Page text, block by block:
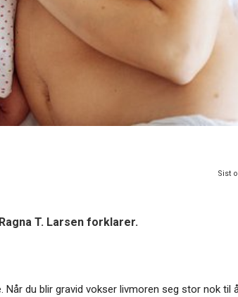
Sist
T. Larsen forklarer.
du blir gravid vokser livmoren seg stor nok til